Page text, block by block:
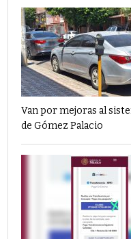
‘La Laguna:
Planeación’
‘Las
PC29- 7 mayo,
Van por mejoras al
de Gómez Palacio